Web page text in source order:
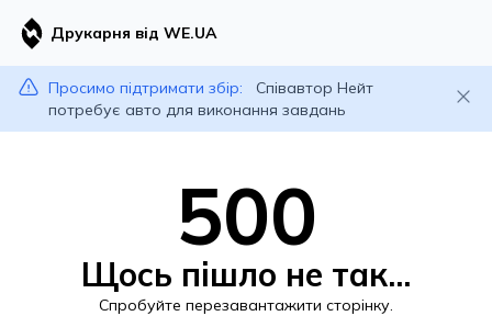
Друкарня від WE.UA
Просимо підтримати збір:
Співавтор Нейт
потребує авто для виконання завдань
500
Щось пішло не так...
Спробуйте перезавантажити сторінку.